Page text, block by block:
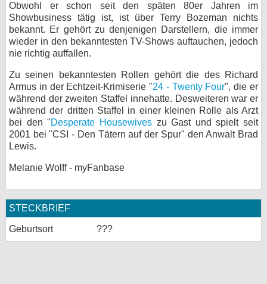
Obwohl er schon seit den späten 80er Jahren im
Showbusiness tätig ist, ist über Terry Bozeman nichts
bekannt. Er gehört zu denjenigen Darstellern, die immer
wieder in den bekanntesten TV-Shows auftauchen, jedoch
nie richtig auffallen.
Zu seinen bekanntesten Rollen gehört die des Richard
Armus in der Echtzeit-Krimiserie "24 - Twenty Four", die er
während der zweiten Staffel innehatte. Desweiteren war er
während der dritten Staffel in einer kleinen Rolle als Arzt
bei den "Desperate Housewiveszu Gast und spielt seit
2001 bei "CSI - Den Tätern auf der Spur" den Anwalt Brad
Lewis.
Melanie Wolff - myFanbase
STECKBRIEF
Geburtsort ???
SERVICE
Gewinnspiele
bei X
bei Facebook